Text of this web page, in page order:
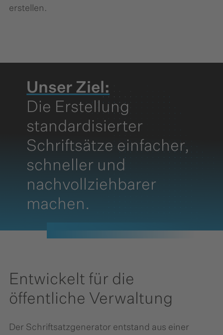
erstellen.
Unser Ziel:
Die Erstellung
standardisierter
Schriftsätze einfacher,
schneller und
nachvollziehbarer
machen.
Entwickelt für die
öffentliche Verwaltung
Der Schriftsatzgenerator entstand aus einer